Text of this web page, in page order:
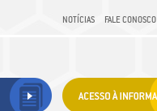
NOTÍCIAS FALE CONOSCO